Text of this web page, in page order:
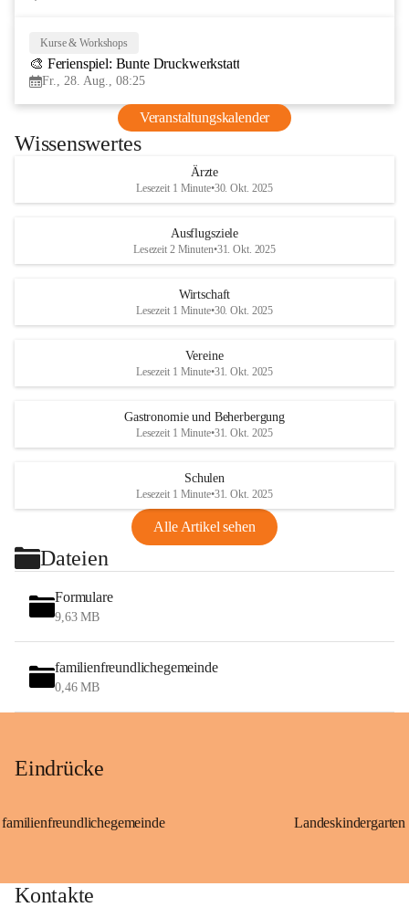
Kurse & Workshops
🎨 Ferienspiel: Bunte Druckwerkstatt
Fr., 28. Aug., 08:25
Veranstaltungskalender
Wissenswertes
Ärzte
Lesezeit 1 Minute•30. Okt. 2025
Ausflugsziele
Lesezeit 2 Minuten•31. Okt. 2025
Wirtschaft
Lesezeit 1 Minute•30. Okt. 2025
Vereine
Lesezeit 1 Minute•31. Okt. 2025
Gastronomie und Beherbergung
Lesezeit 1 Minute•31. Okt. 2025
Schulen
Lesezeit 1 Minute•31. Okt. 2025
Alle Artikel sehen
Dateien
Formulare
9,63 MB
familienfreundlichegemeinde
0,46 MB
Eindrücke
familienfreundlichegemeinde
Kontakte